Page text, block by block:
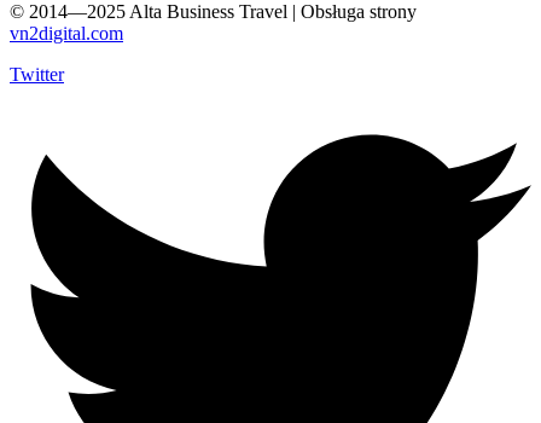
© 2014—2025 Alta Business Travel | Obsługa strony
vn2digital.com
Twitter